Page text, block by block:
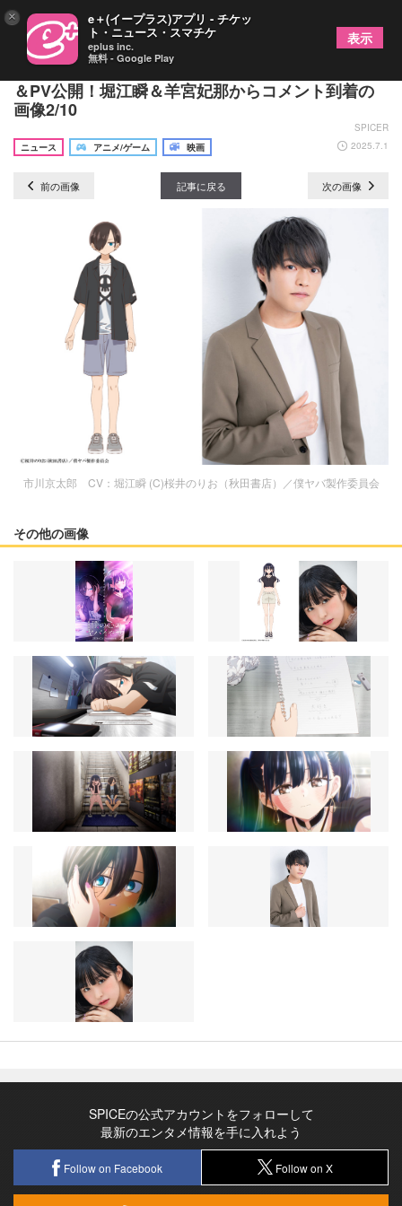
劇場版『僕の心のヤバイやつ』ティザービジュアル
＆PV公開！堀江瞬＆羊宮妃那からコメント到着の
画像2/10
SPICER
ニュース
アニメ/ゲーム 映画 2025.7.1
前の画像 記事に戻る 次の画像
市川京太郎 CV：堀江瞬 (C)桜井のりお（秋田書店）／僕ヤバ製作委員会
その他の画像
SPICEの公式アカウントをフォローして
最新のエンタメ情報を手に入れよう
Follow on Facebook Follow on X
× e＋(イープラス)アプリ - チケッ
ト・ニュース・スマチケ
eplus inc.
無料 - Google Play
表示